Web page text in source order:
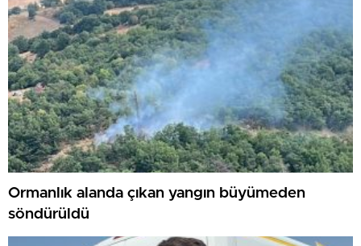
Ormanlık alanda çıkan yangın büyümeden
söndürüldü